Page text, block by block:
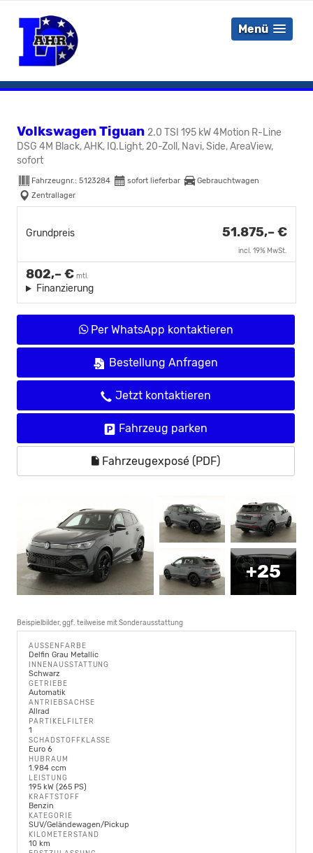
Menü
Volkswagen Tiguan 2.0 TSI 195 kW 4Motion R-Line
DSG 4M Black, AHK, IQ.Light, 20-Zoll, Navi, Side, AreaView,
sofort
Fahrzeugnr.: 5123284 sofort lieferbar
Gebrauchtwagen
Zentrallager
Grundpreis 51.875,– €
incl. 19% MwSt.
802,– € mtl.
Finanzierung
Per WhatsApp kontaktieren
Bestellung Anfragen
Jetzt kontaktieren
Fahrzeug parken
Fahrzeugexposé (PDF)
+25
Beispielbilder, ggf. teilweise mit Sonderausstattung
AUSSENFARBE
Delfin Grau Metallic
INNENAUSSTATTUNG
Schwarz
GETRIEBE
Automatik
ANTRIEBSACHSE
Allrad
PARTIKELFILTER
1
SCHADSTOFFKLASSE
Euro 6
HUBRAUM
1.984 ccm
LEISTUNG
195 kW (265 PS)
KRAFTSTOFF
Benzin
KATEGORIE
SUV/Geländewagen/Pickup
KILOMETERSTAND
10 km